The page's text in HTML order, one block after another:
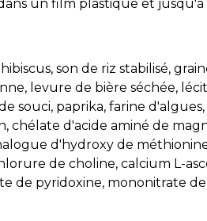
un film plastique et jusqu'à
son de riz stabilisé,
levure de bière séchée,
souci, paprika, farine
d'acide aminé de
d'hydroxy de
de choline, calcium L-
de pyridoxine, mononitrate